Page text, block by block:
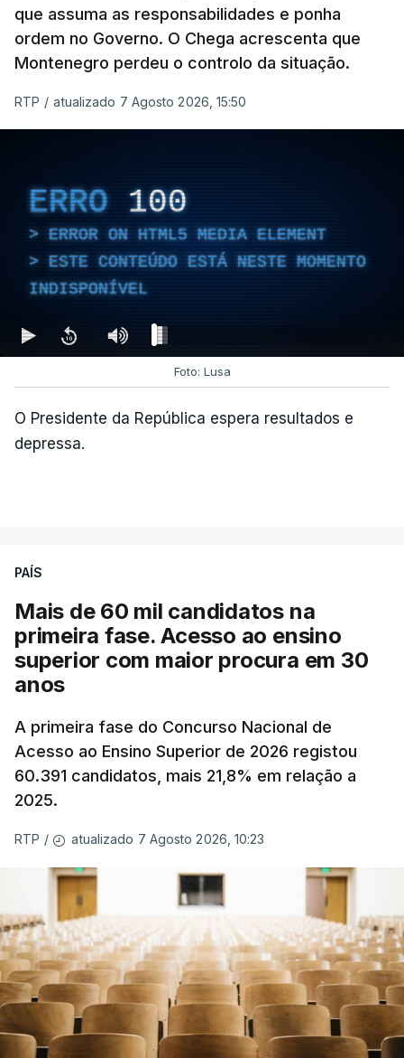
Empreiteiro da
Construbarcelos também
fez obras na casa do diretor
financeiro da PJ
atualizado 7 Agosto 2026, 14:25
também trabalhou para o
diretor financeiro da PJ
atualizado 7 Agosto 2026, 14:26
que assuma as responsabilidades e ponha
ordem no Governo. O Chega acrescenta que
Montenegro perdeu o controlo da situação.
RTP / atualizado 7 Agosto 2026, 15:50
ERRO 100
ERROR ON HTML5 MEDIA ELEMENT
ESTE CONTEÚDO ESTÁ NESTE MOMENTO
INDISPONÍVEL
Foto: Lusa
O Presidente da República espera resultados e
depressa.
PAÍS
Mais de 60 mil candidatos na
primeira fase. Acesso ao ensino
superior com maior procura em 30
anos
A primeira fase do Concurso Nacional de
Acesso ao Ensino Superior de 2026 registou
60.391 candidatos, mais 21,8% em relação a
2025.
RTP / atualizado 7 Agosto 2026, 10:23